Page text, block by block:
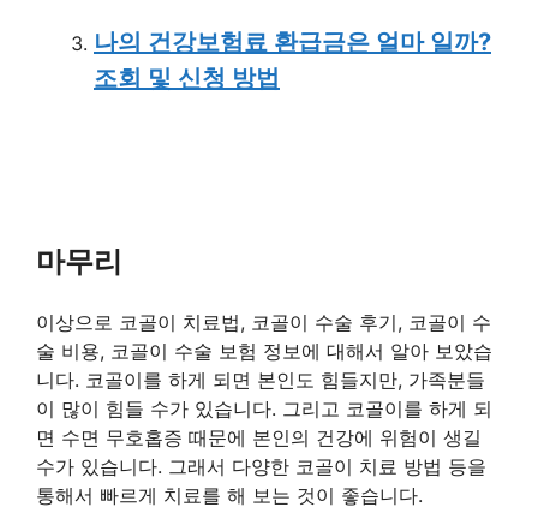
나의 건강보험료 환급금은 얼마 일까?
조회 및 신청 방법
마무리
이상으로 코골이 치료법, 코골이 수술 후기, 코골이 수
술 비용, 코골이 수술 보험 정보에 대해서 알아 보았습
니다. 코골이를 하게 되면 본인도 힘들지만, 가족분들
이 많이 힘들 수가 있습니다. 그리고 코골이를 하게 되
면 수면 무호홉증 때문에 본인의 건강에 위험이 생길
수가 있습니다. 그래서 다양한 코골이 치료 방법 등을
통해서 빠르게 치료를 해 보는 것이 좋습니다.